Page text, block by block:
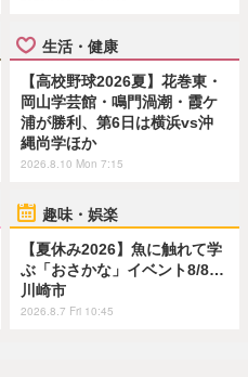
生活・健康
【高校野球2026夏】花巻東・
岡山学芸館・鳴門渦潮・霞ケ
浦が勝利、第6日は横浜vs沖
縄尚学ほか
2026.8.10 Mon 7:15
趣味・娯楽
【夏休み2026】魚に触れて学
ぶ「おさかな」イベント8/8…
川崎市
2026.8.7 Fri 10:45